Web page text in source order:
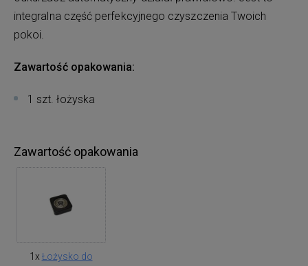
integralna część perfekcyjnego czyszczenia Twoich
pokoi.
Zawartość opakowania:
1 szt. łożyska
Zawartość opakowania
1x Łożysko do